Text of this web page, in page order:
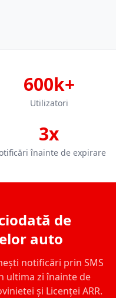
600k+
Utilizatori
3x
înainte de expirare
de
auto
notificări prin SMS
ultima zi înainte de
și Licenței ARR.